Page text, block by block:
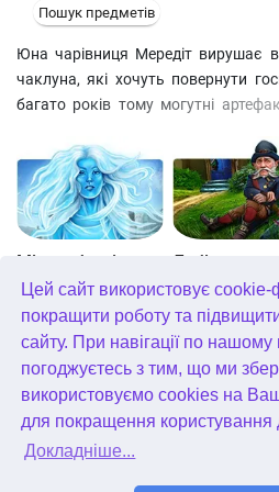
Цей сайт використовує
покращити роботу та
сайту. При навігації по
погоджуєтесь з тим, що ми
використовуємо cookies на
для покращення
Докладніше...
Пошук предметів
Юна чарівниця Мередіт вирушає
чаклуна, які хочуть повернути
багато років тому могутні
Завітайте на дивовижні світи,
кмітливість, воювати у
найталановитішими учнями
сподіваються лише на вас!
Небесні землі. Пробудження гігантів. колекційне видання